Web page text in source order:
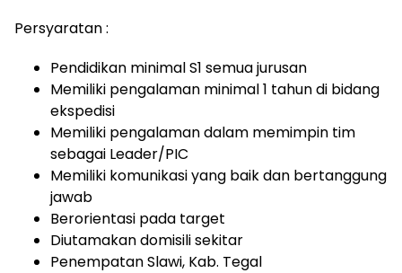
Persyaratan :
Pendidikan minimal S1 semua jurusan
Memiliki pengalaman minimal 1 tahun di bidang
ekspedisi
Memiliki pengalaman dalam memimpin tim
sebagai Leader/PIC
Memiliki komunikasi yang baik dan bertanggung
jawab
Berorientasi pada target
Diutamakan domisili sekitar
Penempatan Slawi, Kab. Tegal